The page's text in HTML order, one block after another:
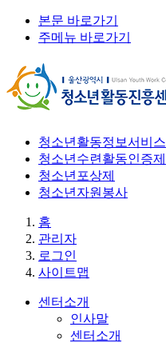
본문 바로가기
주메뉴 바로가기
청소년활동정보서비스
청소년수련활동인증제
청소년포상제
청소년자원봉사
홈
관리자
로그인
사이트맵
센터소개
인사말
센터소개